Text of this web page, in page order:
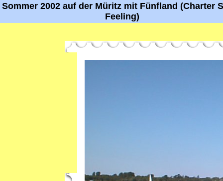
Sommer 2002 auf der Müritz mit Fünfland (Charter
Feeling)